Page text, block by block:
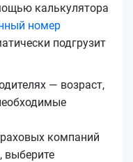
калькулятора
номер
подгрузит
— возраст,
компаний
выберите